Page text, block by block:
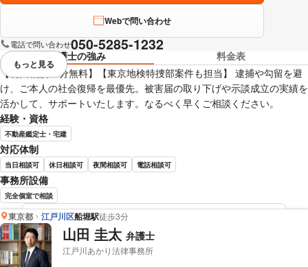
Webで問い合わせ
電話で問い合わせ050-5285-1232
弁護士の強み
料金表
【初回相談30分無料】【東京地検特捜部案件も担当】 逮捕や勾留を避
け、ご本人の社会復帰を最優先。被害届の取り下げや示談成立の実績を
活かして、サポートいたします。なるべく早くご相談ください。
経験・資格
不動産鑑定士・宅建
対応体制
当日相談可 休日相談可 夜間相談可 電話相談可
事務所設備
完全個室で相談
當舍 裕 弁護士の詳細情報を見る
視覚的に省略されている要素を
もっと見る
東京都 江戸川区船堀駅徒歩3分
山田 圭太 弁護士
江戸川あかり法律事務所